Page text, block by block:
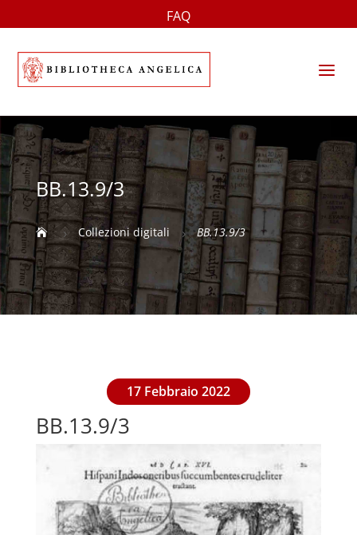
FAQ
a
BB.13.9/3
 5 Collezioni digitali 5 BB.13.9/3
17 Febbraio 2022
BB.13.9/3